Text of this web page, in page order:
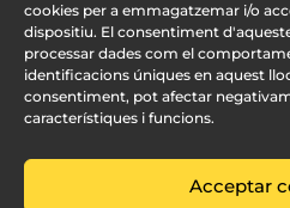
cookies per a emmagatzemar i/o
dispositiu. El consentiment
processar dades com el
identificacions úniques en aquest
consentiment, pot afectar
característiques i funcions.
Acceptar
Disseny Web